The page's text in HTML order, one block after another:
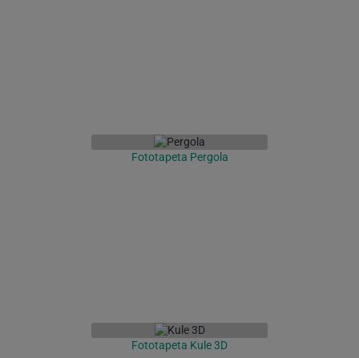
Fototapeta Pergola
Fototapeta Kule 3D